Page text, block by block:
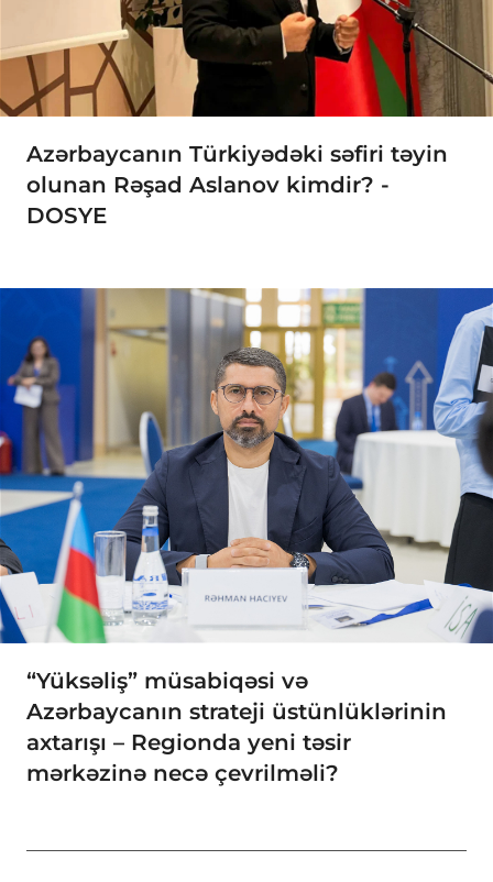
Azərbaycanın Türkiyədəki səfiri təyin
olunan Rəşad Aslanov kimdir? -
DOSYE
“Yüksəliş” müsabiqəsi və
Azərbaycanın strateji üstünlüklərinin
axtarışı – Regionda yeni təsir
mərkəzinə necə çevrilməli?